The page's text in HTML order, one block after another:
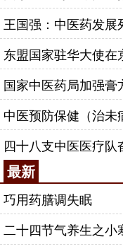
王国强：中医药发
东盟国家驻华大使在
国家中医药局加强膏
中医预防保健（治
四十八支中医医疗队
最新
巧用药膳调失眠
二十四节气养生之小